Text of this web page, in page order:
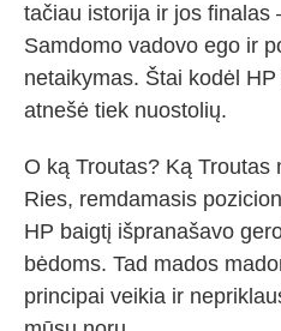
tačiau istorija ir jos finalas
Samdomo vadovo ego ir
netaikymas. Štai kodėl
atnešė tiek nuostolių.
O ką Troutas? Ką Troutas
Ries, remdamasis
HP baigtį išpranašavo
bėdoms. Tad mados
principai veikia ir